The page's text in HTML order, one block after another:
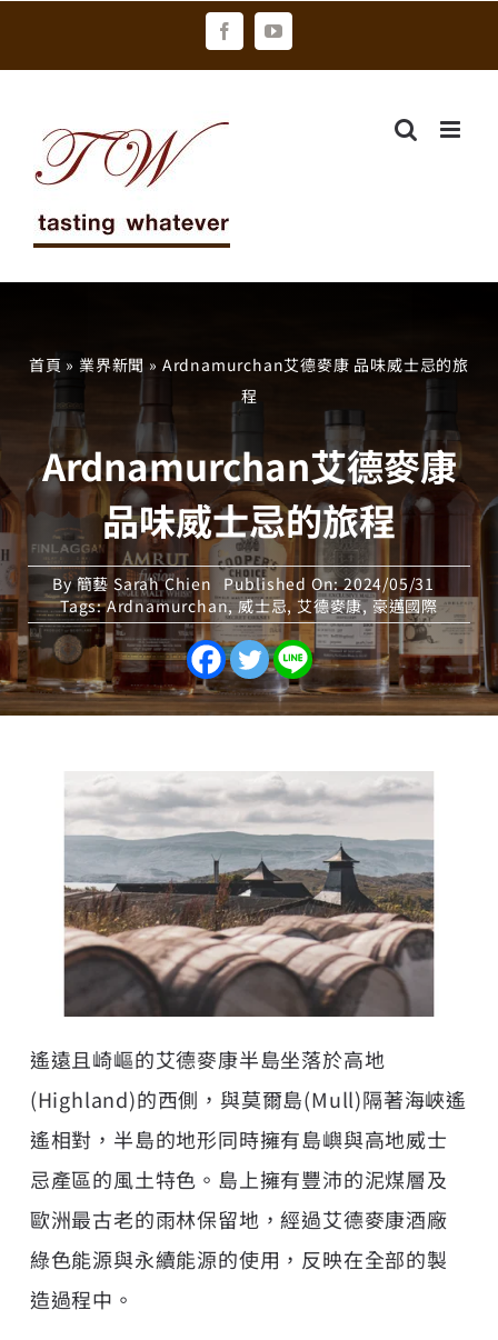
FacebookYouTube
首頁 » 業界新聞 » Ardnamurchan艾德麥康 品味威士忌的旅
程
Ardnamurchan艾德麥康
品味威士忌的旅程
By簡藝 Sarah Chien
Published On: 2024/05/31
Tags:Ardnamurchan,威士忌,艾德麥康, 豪邁國際
遙遠且崎嶇的艾德麥康半島坐落於高地
(Highland)的西側，與莫爾島(Mull)隔著海峽遙
遙相對，半島的地形同時擁有島嶼與高地威士
忌產區的風土特色。島上擁有豐沛的泥煤層及
歐洲最古老的雨林保留地，經過艾德麥康酒廠
綠色能源與永續能源的使用，反映在全部的製
造過程中。